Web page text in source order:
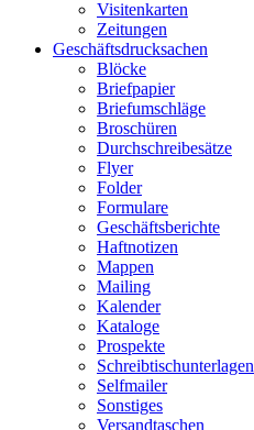
Visitenkarten
Zeitungen
Geschäftsdrucksachen
Blöcke
Briefpapier
Briefumschläge
Broschüren
Durchschreibesätze
Flyer
Folder
Formulare
Geschäftsberichte
Haftnotizen
Mappen
Mailing
Kalender
Kataloge
Prospekte
Schreibtischunterlagen
Selfmailer
Sonstiges
Versandtaschen